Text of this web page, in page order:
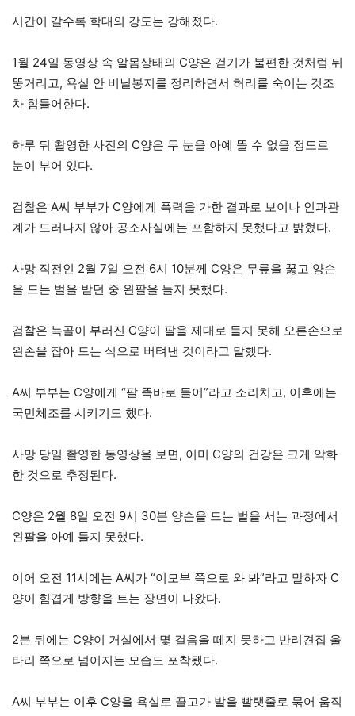
시간이 갈수록 학대의 강도는 강해졌다.
1월 24일 동영상 속 알몸상태의 C양은 걷기가 불편한 것처럼 뒤
뚱거리고, 욕실 안 비닐봉지를 정리하면서 허리를 숙이는 것조
차 힘들어한다.
하루 뒤 촬영한 사진의 C양은 두 눈을 아예 뜰 수 없을 정도로
눈이 부어 있다.
검찰은 A씨 부부가 C양에게 폭력을 가한 결과로 보이나 인과관
계가 드러나지 않아 공소사실에는 포함하지 못했다고 밝혔다.
사망 직전인 2월 7일 오전 6시 10분께 C양은 무릎을 꿇고 양손
을 드는 벌을 받던 중 왼팔을 들지 못했다.
검찰은 늑골이 부러진 C양이 팔을 제대로 들지 못해 오른손으로
왼손을 잡아 드는 식으로 버텨낸 것이라고 말했다.
A씨 부부는 C양에게 “팔 똑바로 들어”라고 소리치고, 이후에는
국민체조를 시키기도 했다.
사망 당일 촬영한 동영상을 보면, 이미 C양의 건강은 크게 악화
한 것으로 추정된다.
C양은 2월 8일 오전 9시 30분 양손을 드는 벌을 서는 과정에서
왼팔을 아예 들지 못했다.
이어 오전 11시에는 A씨가 “이모부 쪽으로 와 봐”라고 말하자 C
양이 힘겹게 방향을 트는 장면이 나왔다.
2분 뒤에는 C양이 거실에서 몇 걸음을 떼지 못하고 반려견집 울
타리 쪽으로 넘어지는 모습도 포착됐다.
A씨 부부는 이후 C양을 욕실로 끌고가 발을 빨랫줄로 묶어 움직